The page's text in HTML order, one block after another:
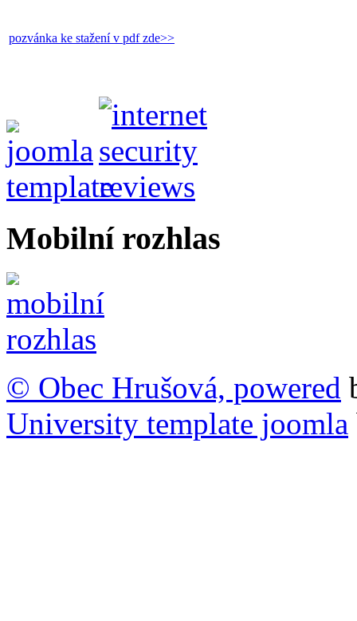
pozvánka ke stažení v pdf zde>>
Mobilní rozhlas
© Obec Hrušová, powered
University template joomla